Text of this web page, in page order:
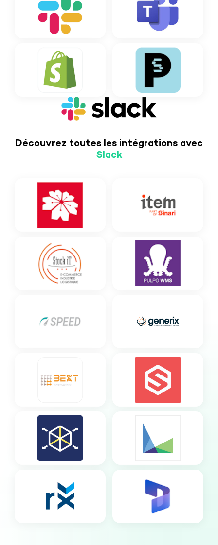
Découvrez toutes les intégrations avec
Slack